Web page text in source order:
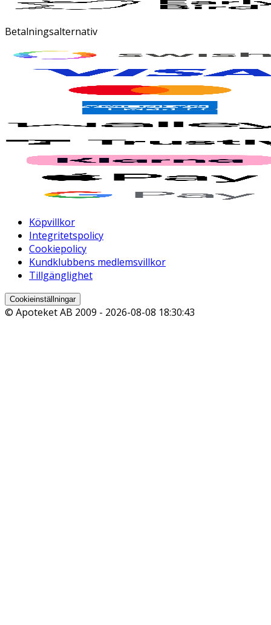
Betalningsalternativ
Köpvillkor
Integritetspolicy
Cookiepolicy
Kundklubbens medlemsvillkor
Tillgänglighet
Cookieinställningar
© Apoteket AB 2009 - 2026-08-08 18:30:43